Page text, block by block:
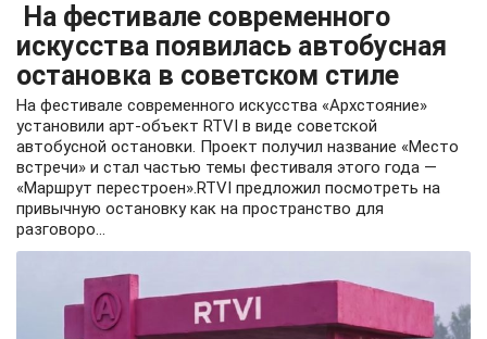
На фестивале современного
искусства появилась автобусная
остановка в советском стиле
На фестивале современного искусства «Архстояние»
установили арт-объект RTVI в виде советской
автобусной остановки. Проект получил название «Место
встречи» и стал частью темы фестиваля этого года —
«Маршрут перестроен».RTVI предложил посмотреть на
привычную остановку как на пространство для
разговоро...